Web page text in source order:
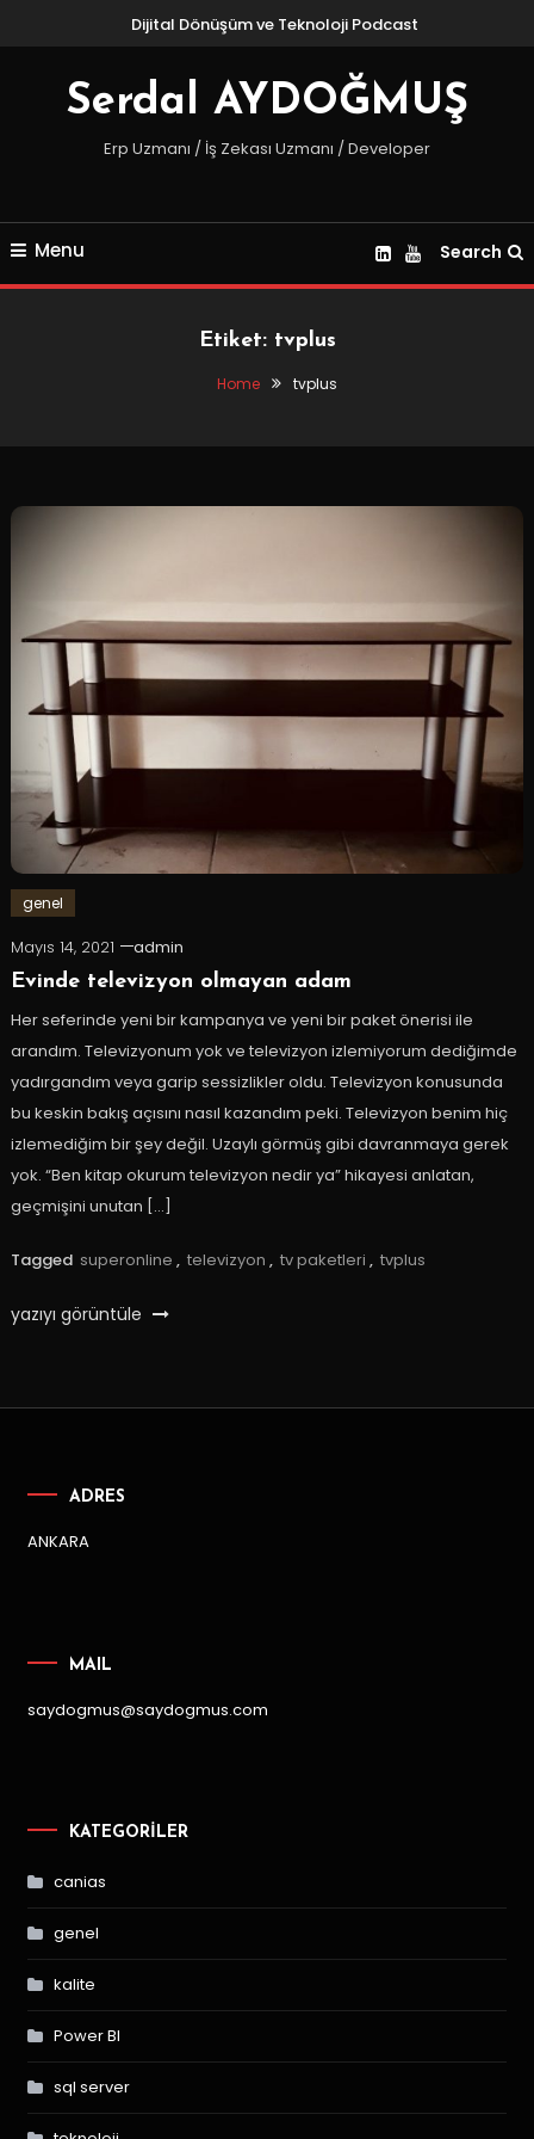
Content
Dijital Dönüşüm ve Teknoloji Podcast
Serdal AYDOĞMUŞ
Erp Uzmanı / İş Zekası Uzmanı / Developer
Menu Search
Etiket: tvplus
Home tvplus
genel
Mayıs 14, 2021
admin
Evinde televizyon olmayan adam
Her seferinde yeni bir kampanya ve yeni bir paket önerisi ile
arandım. Televizyonum yok ve televizyon izlemiyorum dediğimde
yadırgandım veya garip sessizlikler oldu. Televizyon konusunda
bu keskin bakış açısını nasıl kazandım peki. Televizyon benim hiç
izlemediğim bir şey değil. Uzaylı görmüş gibi davranmaya gerek
yok. “Ben kitap okurum televizyon nedir ya” hikayesi anlatan,
geçmişini unutan […]
Tagged superonline , televizyon , tv paketleri , tvplus
yazıyı görüntüle
ADRES
ANKARA
MAIL
saydogmus@saydogmus.com
KATEGORILER
canias
genel
kalite
Power BI
sql server